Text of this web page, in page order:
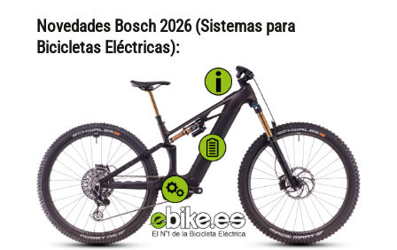
Novedades Bosch 2026 (Sistemas para
Bicicletas Eléctricas):